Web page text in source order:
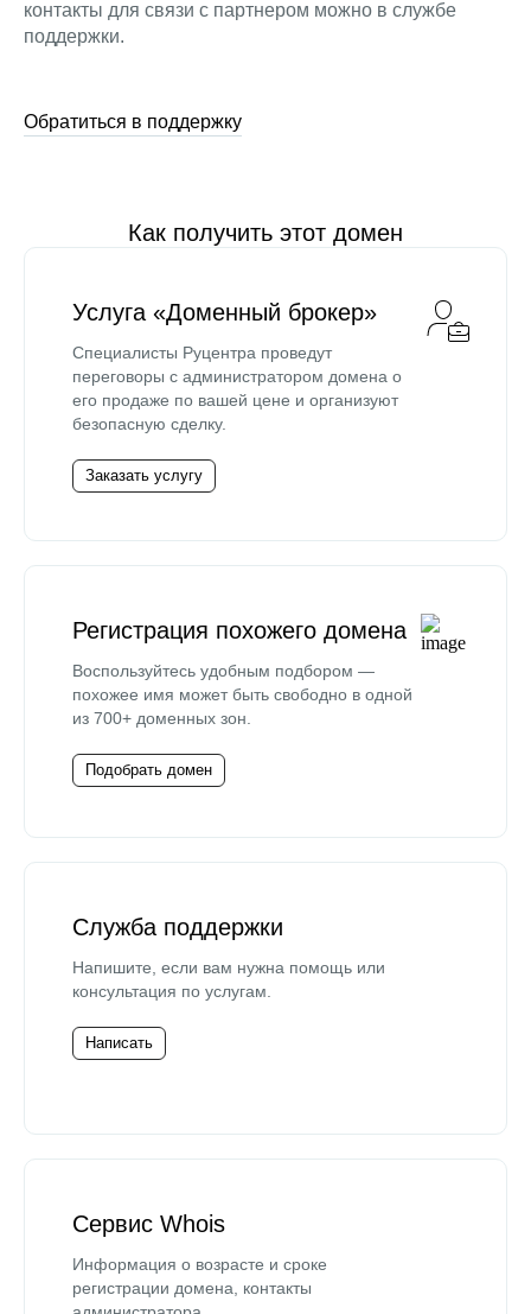
контакты для связи с партнером можно в службе
поддержки.
Обратиться в поддержку
Как получить этот домен
Услуга «Доменный брокер»
Специалисты Руцентра проведут
переговоры с администратором домена о
его продаже по вашей цене и организуют
безопасную сделку.
Заказать услугу
Регистрация похожего домена
Воспользуйтесь удобным подбором —
похожее имя может быть свободно в одной
из 700+ доменных зон.
Подобрать домен
Служба поддержки
Напишите, если вам нужна помощь или
консультация по услугам.
Написать
Сервис Whois
Информация о возрасте и сроке
регистрации домена, контакты